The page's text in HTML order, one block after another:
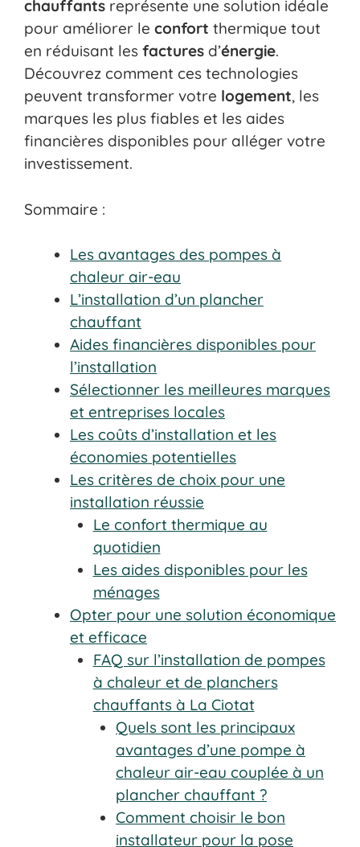
chauffants représente une solution idéale
pour améliorer le confort thermique tout
en réduisant les factures d’énergie.
Découvrez comment ces technologies
peuvent transformer votre logement, les
marques les plus fiables et les aides
financières disponibles pour alléger votre
investissement.
Sommaire :
Les avantages des pompes à
chaleur air-eau
L’installation d’un plancher
chauffant
Aides financières disponibles pour
l’installation
Sélectionner les meilleures marques
et entreprises locales
Les coûts d’installation et les
économies potentielles
Les critères de choix pour une
installation réussie
Le confort thermique au
quotidien
Les aides disponibles pour les
ménages
Opter pour une solution économique
et efficace
FAQ sur l’installation de pompes
à chaleur et de planchers
chauffants à La Ciotat
Quels sont les principaux
avantages d’une pompe à
chaleur air-eau couplée à un
plancher chauffant ?
Comment choisir le bon
installateur pour la pose